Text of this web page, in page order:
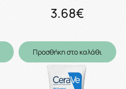
3.68€
Προσθήκη στο καλάθι